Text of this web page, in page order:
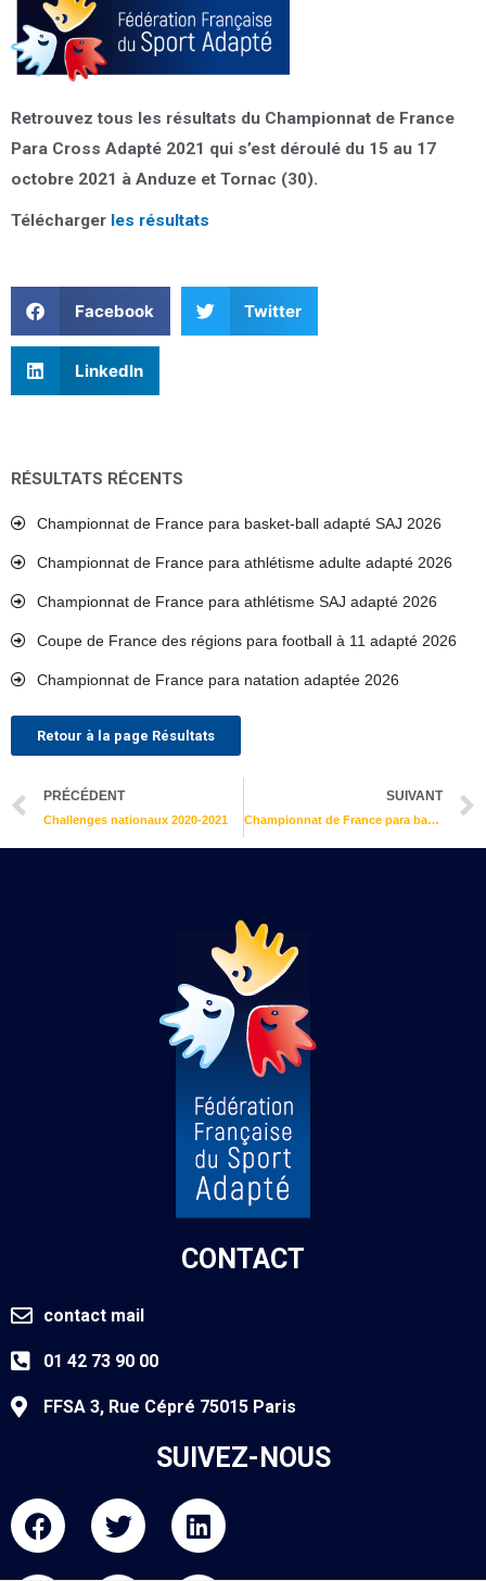
Retrouvez tous les résultats du Championnat de France
Para Cross Adapté 2021 qui s’est déroulé du 15 au 17
octobre 2021 à Anduze et Tornac (30).
Télécharger les résultats
Facebook Twitter
LinkedIn
RÉSULTATS RÉCENTS
Championnat de France para basket-ball adapté SAJ 2026
Championnat de France para athlétisme adulte adapté 2026
Championnat de France para athlétisme SAJ adapté 2026
Coupe de France des régions para football à 11 adapté 2026
Championnat de France para natation adaptée 2026
Retour à la page Résultats
Précédent
PRÉCÉDENT
Challenges nationaux 2020-2021
SUIVANT
Championnat de France para badminton adapté 2021
CONTACT
contact mail
01 42 73 90 00
FFSA 3, Rue Cépré 75015 Paris
SUIVEZ-NOUS
F
a
T
w
L
i